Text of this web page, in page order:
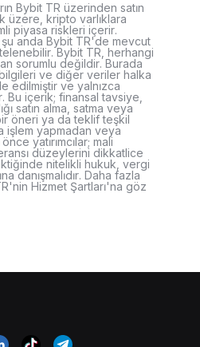
Bybit TR üzerinden satın
üzere, kripto varlıklara
piyasa riskleri içerir.
şu anda Bybit TR'de mevcut
Bybit TR, herhangi
sorumlu değildir. Burada
ve diğer veriler halka
edilmiştir ve yalnızca
Bu içerik; finansal tavsiye,
satın alma, satma veya
öneri ya da teklif teşkil
işlem yapmadan veya
yatırımcılar; mali
düzeylerini dikkatlice
nitelikli hukuk, vergi
danışmalıdır. Daha fazla
Hizmet Şartları'na göz